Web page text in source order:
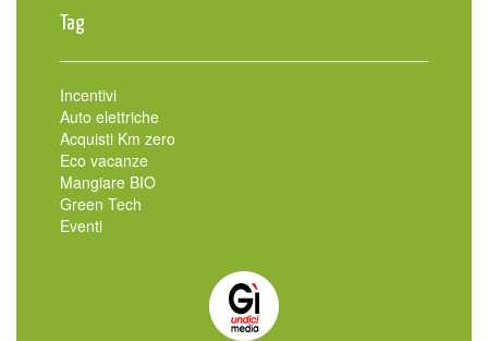
Tag
Incentivi
Auto elettriche
Acquisti Km zero
Eco vacanze
Mangiare BIO
Green Tech
Eventi